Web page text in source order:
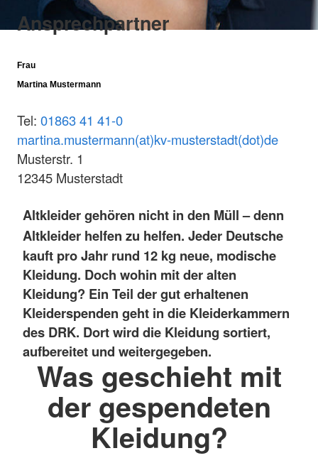
Ansprechpartner
Frau
Martina Mustermann
Tel: 01863 41 41-0
martina.mustermann(at)kv-musterstadt(dot)de
Musterstr. 1
12345 Musterstadt
Altkleider gehören nicht in den Müll – denn
Altkleider helfen zu helfen. Jeder Deutsche
kauft pro Jahr rund 12 kg neue, modische
Kleidung. Doch wohin mit der alten
Kleidung? Ein Teil der gut erhaltenen
Kleiderspenden geht in die Kleiderkammern
des DRK. Dort wird die Kleidung sortiert,
aufbereitet und weitergegeben.
Was geschieht mit
der gespendeten
Kleidung?